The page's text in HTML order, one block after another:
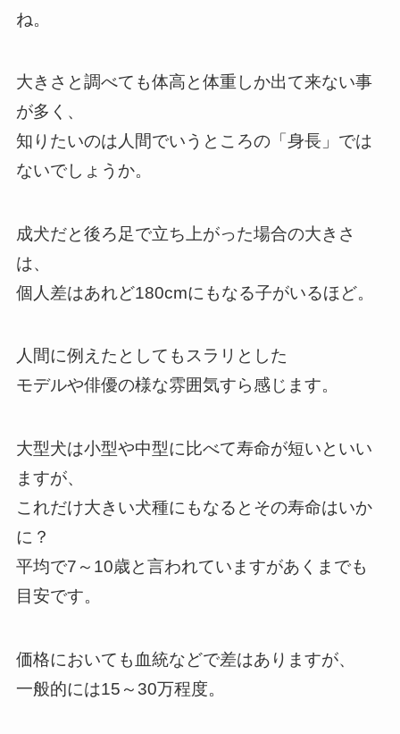
ね。
大きさと調べても体高と体重しか出て来ない事
が多く、
知りたいのは人間でいうところの「身長」では
ないでしょうか。
成犬だと後ろ足で立ち上がった場合の大きさ
は、
個人差はあれど180cmにもなる子がいるほど。
人間に例えたとしてもスラリとした
モデルや俳優の様な雰囲気すら感じます。
大型犬は小型や中型に比べて寿命が短いといい
ますが、
これだけ大きい犬種にもなるとその寿命はいか
に？
平均で7～10歳と言われていますがあくまでも
目安です。
価格においても血統などで差はありますが、
一般的には15～30万程度。